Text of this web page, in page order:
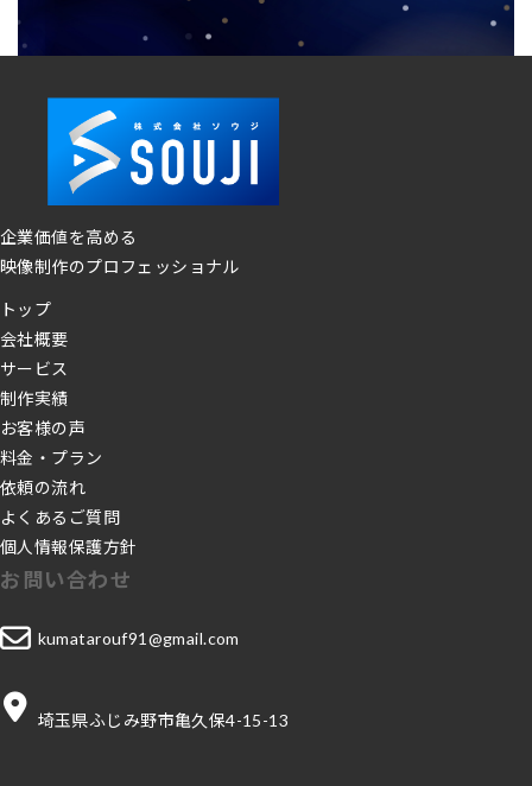
企業価値を高める
映像制作のプロフェッショナル
トップ
会社概要
サービス
制作実績
お客様の声
料金・プラン
依頼の流れ
よくあるご質問
個人情報保護方針
お問い合わせ
kumatarouf91@gmail.com
グ
ー
プ
埼玉県ふじみ野市亀久保4-15-13